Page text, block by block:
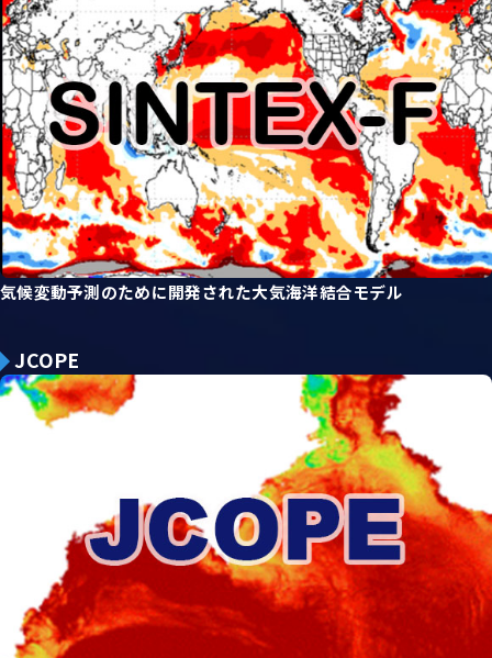
気候変動予測のために開発された大気海洋結合モデル
JCOPE